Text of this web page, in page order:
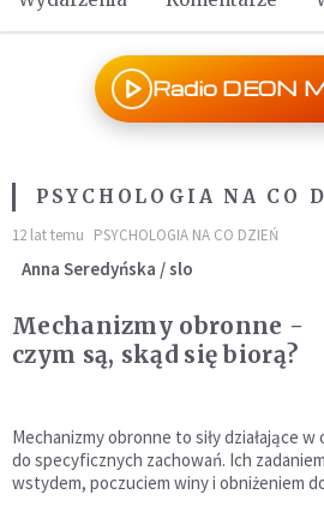
Radio DEON
PSYCHOLOGIA NA CO
12 lat temu PSYCHOLOGIA NA CO DZIEŃ
Anna Seredyńska / slo
Mechanizmy obronne -
czym są, skąd się biorą?
Mechanizmy obronne to siły działające
do specyficznych zachowań. Ich
wstydem, poczuciem winy i obniżeniem